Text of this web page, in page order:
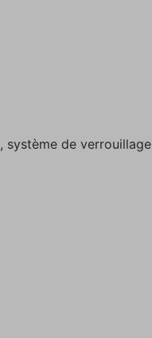
système de verrouillage